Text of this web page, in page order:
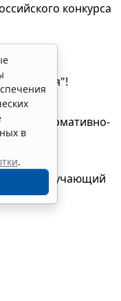
конкурса
Россия"!
нормативно-
провел обучающий
Искра
в
.